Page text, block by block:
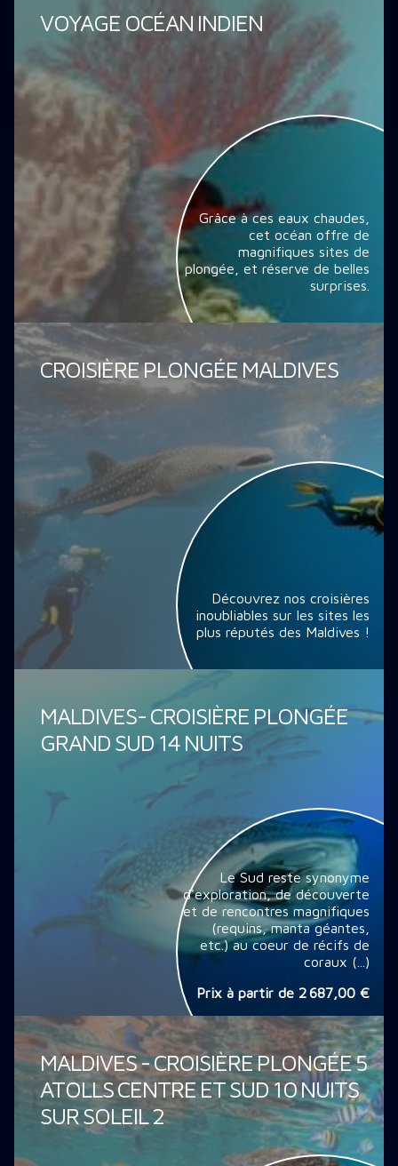
VOYAGE OCÉAN INDIEN
Grâce à ces eaux chaudes,
cet océan offre de
magnifiques sites de
plongée, et réserve de belles
surprises.
CROISIÈRE PLONGÉE MALDIVES
Découvrez nos croisières
inoubliables sur les sites les
plus réputés des Maldives !
MALDIVES- CROISIÈRE PLONGÉE
GRAND SUD 14 NUITS
Le Sud reste synonyme
d'exploration, de découverte
et de rencontres magnifiques
(requins, manta géantes,
etc.) au coeur de récifs de
coraux (...)
Prix à partir de 2 687,00 €
MALDIVES - CROISIÈRE PLONGÉE 5
ATOLLS CENTRE ET SUD 10 NUITS
SUR SOLEIL 2